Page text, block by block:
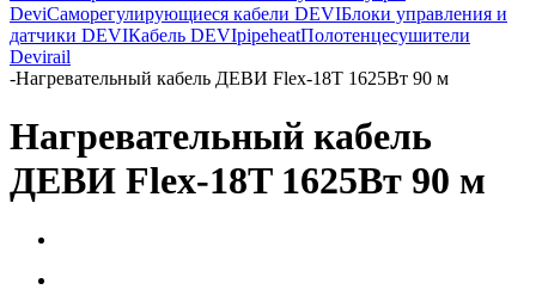
DeviСаморегулирующиеся кабели DEVIБлоки управления и
датчики DEVIКабель DEVIpipeheatПолотенцесушители
Devirail
-Нагревательный кабель ДЕВИ Flex-18T 1625Вт 90 м
Нагревательный кабель
ДЕВИ Flex-18T 1625Вт 90 м